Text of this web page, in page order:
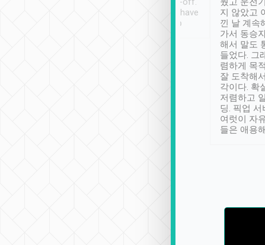
Definitely something I have
not seen elsewhere 👍
지 않았고
낀 날 계속
가서 동승
해서 말도
들었다. 그
렴하게 목
잘 도착해
각이다. 확
저렴하고
딩. 픽업
여럿이 자
들은 애용